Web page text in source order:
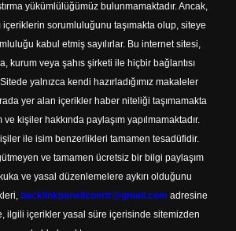
yükümlülüğümüz bulunmamaktadır. Ancak,
içeriklerin sorumluluğunu taşımakta olup, siteye
kabul etmiş sayılırlar. Bu internet sitesi,
kurum veya şahıs şirketi ile hiçbir bağlantısı
yalnızca kendi hazırladığımız makaleler
yer alan içerikler haber niteliği taşımamakta
kişiler hakkında paylaşım yapılmamaktadır.
ile isim benzerlikleri tamamen tesadüfidir.
ve tamamen ücretsiz bir bilgi paylaşım
ve yasal düzenlemelere aykırı olduğunu
backlinkpanelicomtr@gmail.com adresine
ilgili içerikler yasal süre içerisinde sitemizden